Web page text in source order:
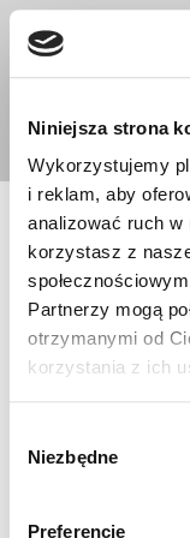
Niniejsza strona
Wykorzystujemy
i reklam, aby
analizować ruch
korzystasz z
Partnerzy mogą
otrzymanymi od
korzystania z ich
zgody
Niezbędne
Preferencje
Przejdź
treści
O nas
Szkola-jazdy.pl
przybliżającym
drogowego.
Szkola-jazdy.pl
Ta strona
najwyższym
że